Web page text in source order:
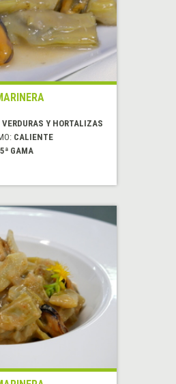
VERDURAS Y HORTALIZAS
CALIENTE
GAMA